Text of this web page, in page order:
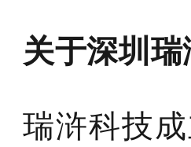
关于深圳
瑞浒科技